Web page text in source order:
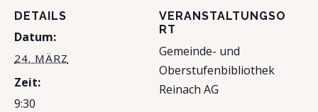
DETAILS
Datum:
24. MÄRZ
Zeit:
9:30
VERANSTALTUNGSO
RT
Gemeinde- und
Oberstufenbibliothek
Reinach AG